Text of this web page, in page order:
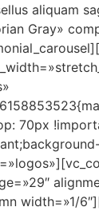
aliquam
Gray»
70px
width=»1/